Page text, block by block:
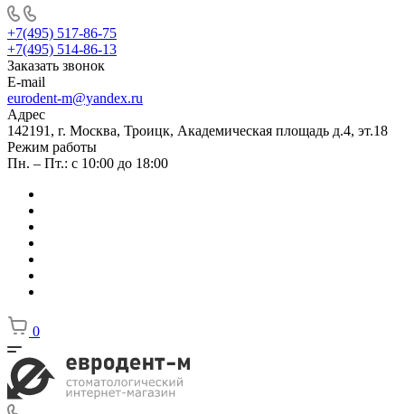
+7(495) 517-86-75
+7(495) 514-86-13
Заказать звонок
E-mail
eurodent-m@yandex.ru
Адрес
142191, г. Москва, Троицк, Академическая площадь д.4, эт.18
Режим работы
Пн. – Пт.: с 10:00 до 18:00
0